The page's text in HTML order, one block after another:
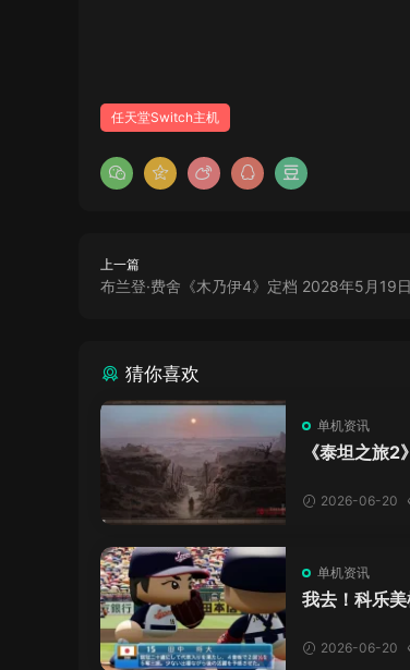
任天堂Switch主机
上一篇
布兰登·费舍《木乃伊4》定档 2028年5月19
猜你喜欢
单机资讯
《泰坦之旅2
C！2026-06-20
单机资讯
我去！科乐
口！2026-06-20